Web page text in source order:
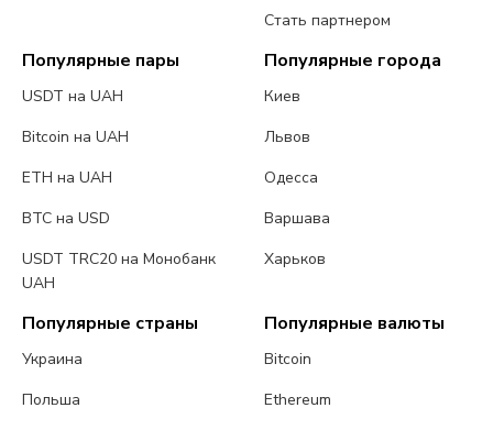
Стать партнером
Популярные пары
USDT на UAH
Bitcoin на UAH
ETH на UAH
BTC на USD
USDT TRC20 на Монобанк
UAH
Популярные города
Киев
Львов
Одесса
Варшава
Харьков
Популярные страны
Украина
Польша
Популярные валюты
Bitcoin
Ethereum